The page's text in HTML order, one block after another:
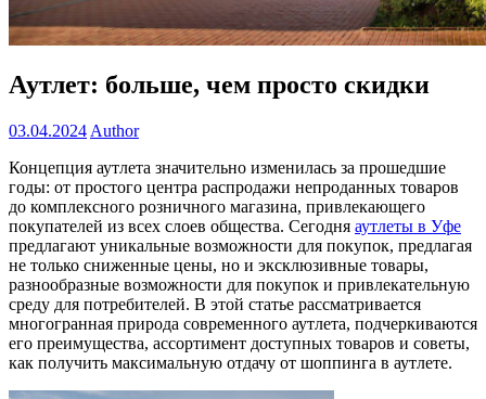
Аутлет: больше, чем просто скидки
03.04.2024 Author
Концепция аутлета значительно изменилась за прошедшие
годы: от простого центра распродажи непроданных товаров
до комплексного розничного магазина, привлекающего
покупателей из всех слоев общества. Сегодня аутлеты в Уфе
предлагают уникальные возможности для покупок, предлагая
не только сниженные цены, но и эксклюзивные товары,
разнообразные возможности для покупок и привлекательную
среду для потребителей. В этой статье рассматривается
многогранная природа современного аутлета, подчеркиваются
его преимущества, ассортимент доступных товаров и советы,
как получить максимальную отдачу от шоппинга в аутлете.